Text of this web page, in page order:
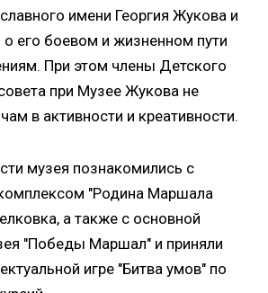
имени Георгия Жукова и
о его боевом и жизненном пути
При этом члены Детского
при Музее Жукова не
в активности и креативности.
музея познакомились с
"Родина Маршала
а также с основной
"Победы Маршал" и приняли
игре "Битва умов" по